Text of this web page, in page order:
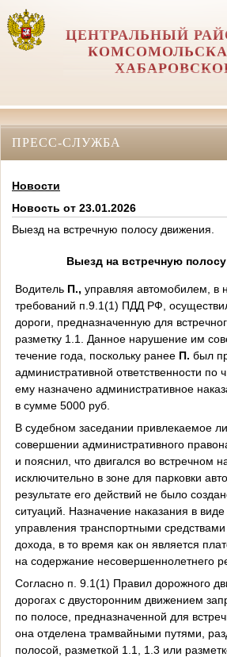
ЦЕНТРАЛЬНЫЙ
ПРЕСС-СЛУЖБА
Новости
Новость от 23.01.2026
Выезд на встречную полосу движения.
Выезд на встречную
Водитель П., управляя автомобилем, в
требований п.9.1(1) ПДД РФ,
дороги, предназначенную для
разметку 1.1. Данное нарушение им
течение года, поскольку ранее П. был
административной ответственности по
ему назначено административное
в сумме 5000 руб.
В судебном заседании привлекаемое
совершении административного
и пояснил, что двигался во встречном
исключительно в зоне для парковки
результате его действий не было
ситуаций. Назначение наказания в
управления транспортными
дохода, в то время как он является
на содержание несовершеннолетнего
Согласно п. 9.1(1) Правил дорожного
дорогах с двусторонним движением
по полосе, предназначенной для
она отделена трамвайными путями,
полосой, разметкой 1.1, 1.3 или